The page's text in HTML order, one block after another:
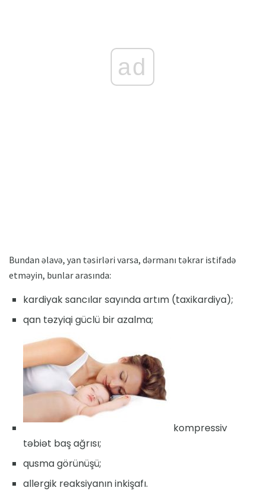
ad
Bundan əlavə, yan təsirləri varsa, dərmanı təkrar istifadə
etməyin, bunlar arasında:
kardiyak sancılar sayında artım (taxikardiya);
qan təzyiqi güclü bir azalma;
kompressiv
təbiət baş ağrısı;
qusma görünüşü;
allergik reaksiyanın inkişafı.